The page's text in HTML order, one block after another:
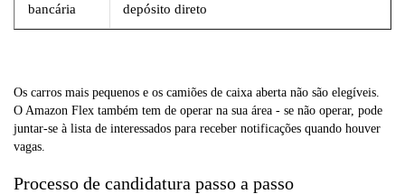
bancária
depósito direto
Os carros mais pequenos e os camiões de caixa aberta não são elegíveis.
O Amazon Flex também tem de operar na sua área - se não operar, pode
juntar-se à lista de interessados para receber notificações quando houver
vagas.
Processo de candidatura passo a passo